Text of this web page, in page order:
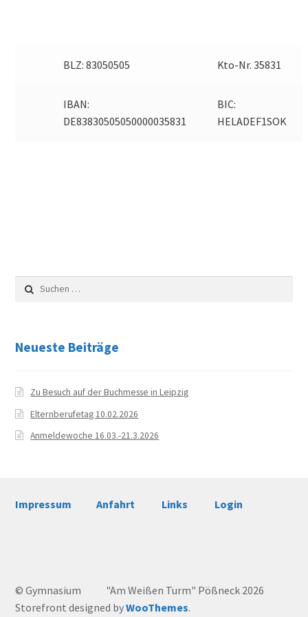
Berufs- und Studienberatung
Schulsozialarbeit
Eltern & Schüler
Aktuelles
Archiv
Schuljahr 2024/25
Schuljahr 2019/20
BLZ: 83050505 Kto-Nr. 35831
IBAN:
DE83830505050000035831
BIC:
HELADEF1SOK
Suchen
nach:
Neueste Beiträge
Zu Besuch auf der Buchmesse in Leipzig
Elternberufetag 10.02.2026
Anmeldewoche 16.03.-21.3.2026
Impressum Anfahrt Links Login
© Gymnasium "Am Weißen Turm" Pößneck 2026
Storefront designed byWooThemes.